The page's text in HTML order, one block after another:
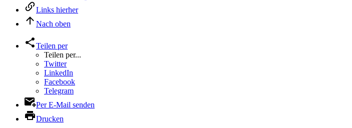
Links hierher
Nach oben
Teilen per
Teilen per...
Twitter
LinkedIn
Facebook
Telegram
Per E-Mail senden
Drucken